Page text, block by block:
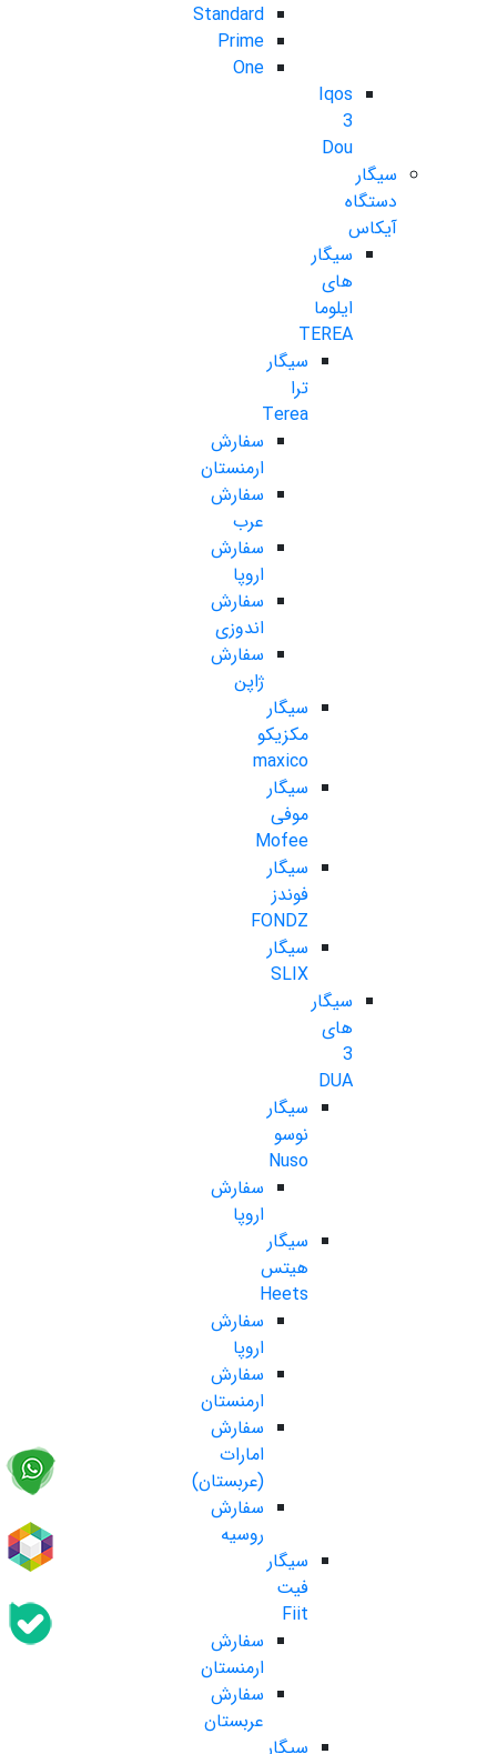
Standard
Prime
One
Iqos
3
Dou
سیگار
دستگاه
آیکاس
سیگار
های
ایلوما
TEREA
سیگار
ترا
Terea
سفارش
ارمنستان
سفارش
عرب
سفارش
اروپا
سفارش
اندوزی
سفارش
ژاپن
سیگار
مکزیکو
maxico
سیگار
موفی
Mofee
سیگار
فوندز
FONDZ
سیگار
SLIX
سیگار
های
3
DUA
سیگار
نوسو
Nuso
سفارش
اروپا
سیگار
هیتس
Heets
سفارش
اروپا
سفارش
ارمنستان
سفارش
امارات
(عربستان)
سفارش
روسیه
سیگار
فیت
Fiit
سفارش
ارمنستان
سفارش
عربستان
سیگار